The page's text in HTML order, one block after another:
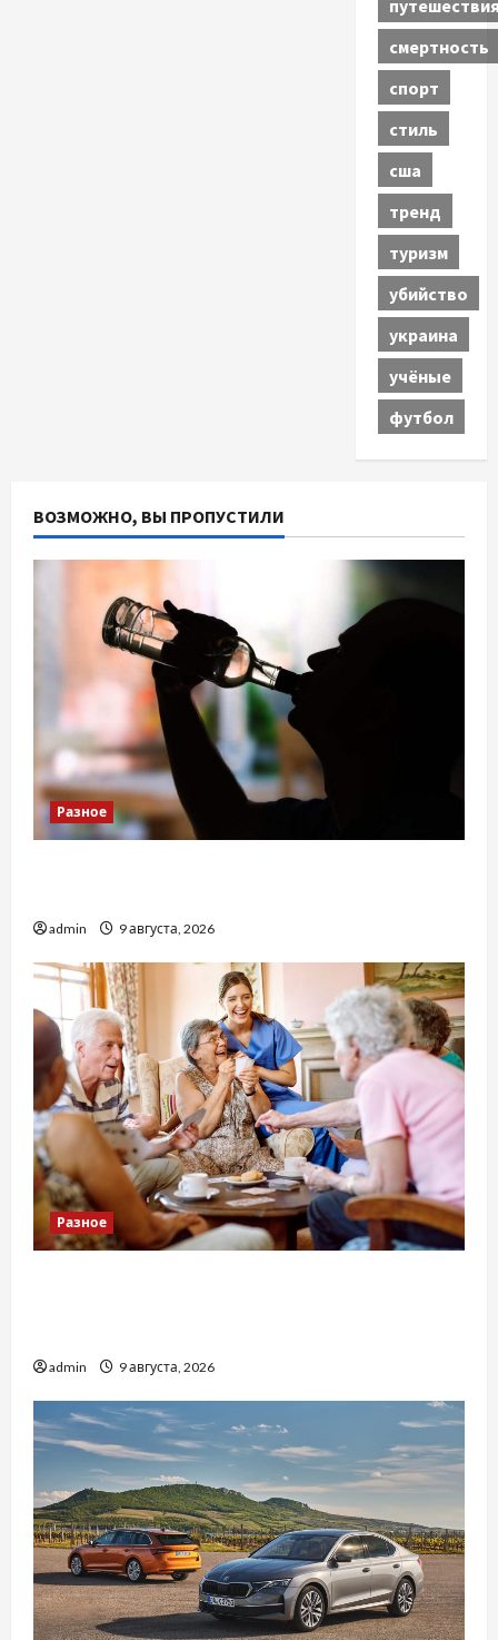
смертность
спорт
стиль
сша
тренд
туризм
убийство
украина
учёные
футбол
ВОЗМОЖНО, ВЫ ПРОПУСТИЛИ
Разное
admin 9 августа, 2026
Разное
admin 9 августа, 2026